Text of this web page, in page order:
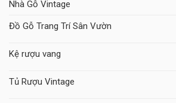
Nhà Gỗ Vintage
Đồ Gỗ Trang Trí Sân Vườn
Kệ rượu vang
Tủ Rượu Vintage